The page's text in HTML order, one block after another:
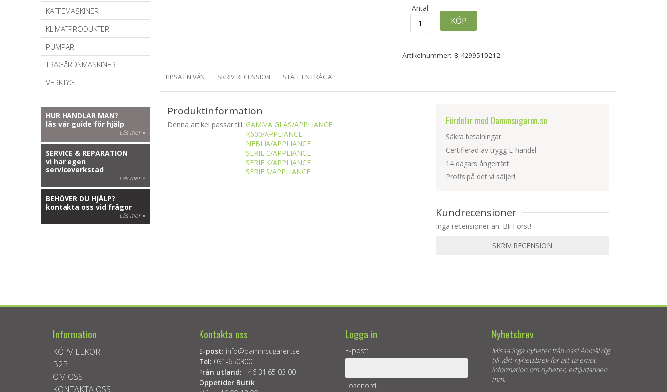
KAFFEMASKINER
KLIMATPRODUKTER
PUMPAR
TRÄGÅRDSMASKINER
VERKTYG
HUR HANDLAR MAN?
läs vår guide för hjälp
Läs mer »
SERVICE & REPARATION
vi har egen
serviceverkstad
Läs mer »
BEHÖVER DU HJÄLP?
kontakta oss vid frågor
Läs mer »
Antal
KÖP
Artikelnummer: 8-4299510212
TIPSA EN VÄN SKRIV RECENSION STÄLL EN FRÅGA
Produktinformation
Denna artikel passar till: GAMMA GLAS/APPLIANCE
K600/APPLIANCE
NEBLIA/APPLIANCE
SERIE C/APPLIANCE
SERIE K/APPLIANCE
SERIE S/APPLIANCE
Fördelar med Dammsugaren.se
Säkra betalningar
Certifierad av trygg E-handel
14 dagars ångerrätt
Proffs på det vi säljer!
Kundrecensioner
Inga recensioner än. Bli Först!
SKRIV RECENSION
Information
KÖPVILLKOR
B2B
OM OSS
KONTAKTA OSS
Kontakta oss
E-post: info@dammsugaren.se
Tel: 031-650300
Från utland: +46 31 65 03 00
Öppetider Butik
Logga in
E-post:
Lösenord:
Nyhetsbrev
Missa inga nyheter från oss! Anmäl dig
till vårt nyhetsbrev för att ta emot
information om nyheter, erbjudanden
mm.